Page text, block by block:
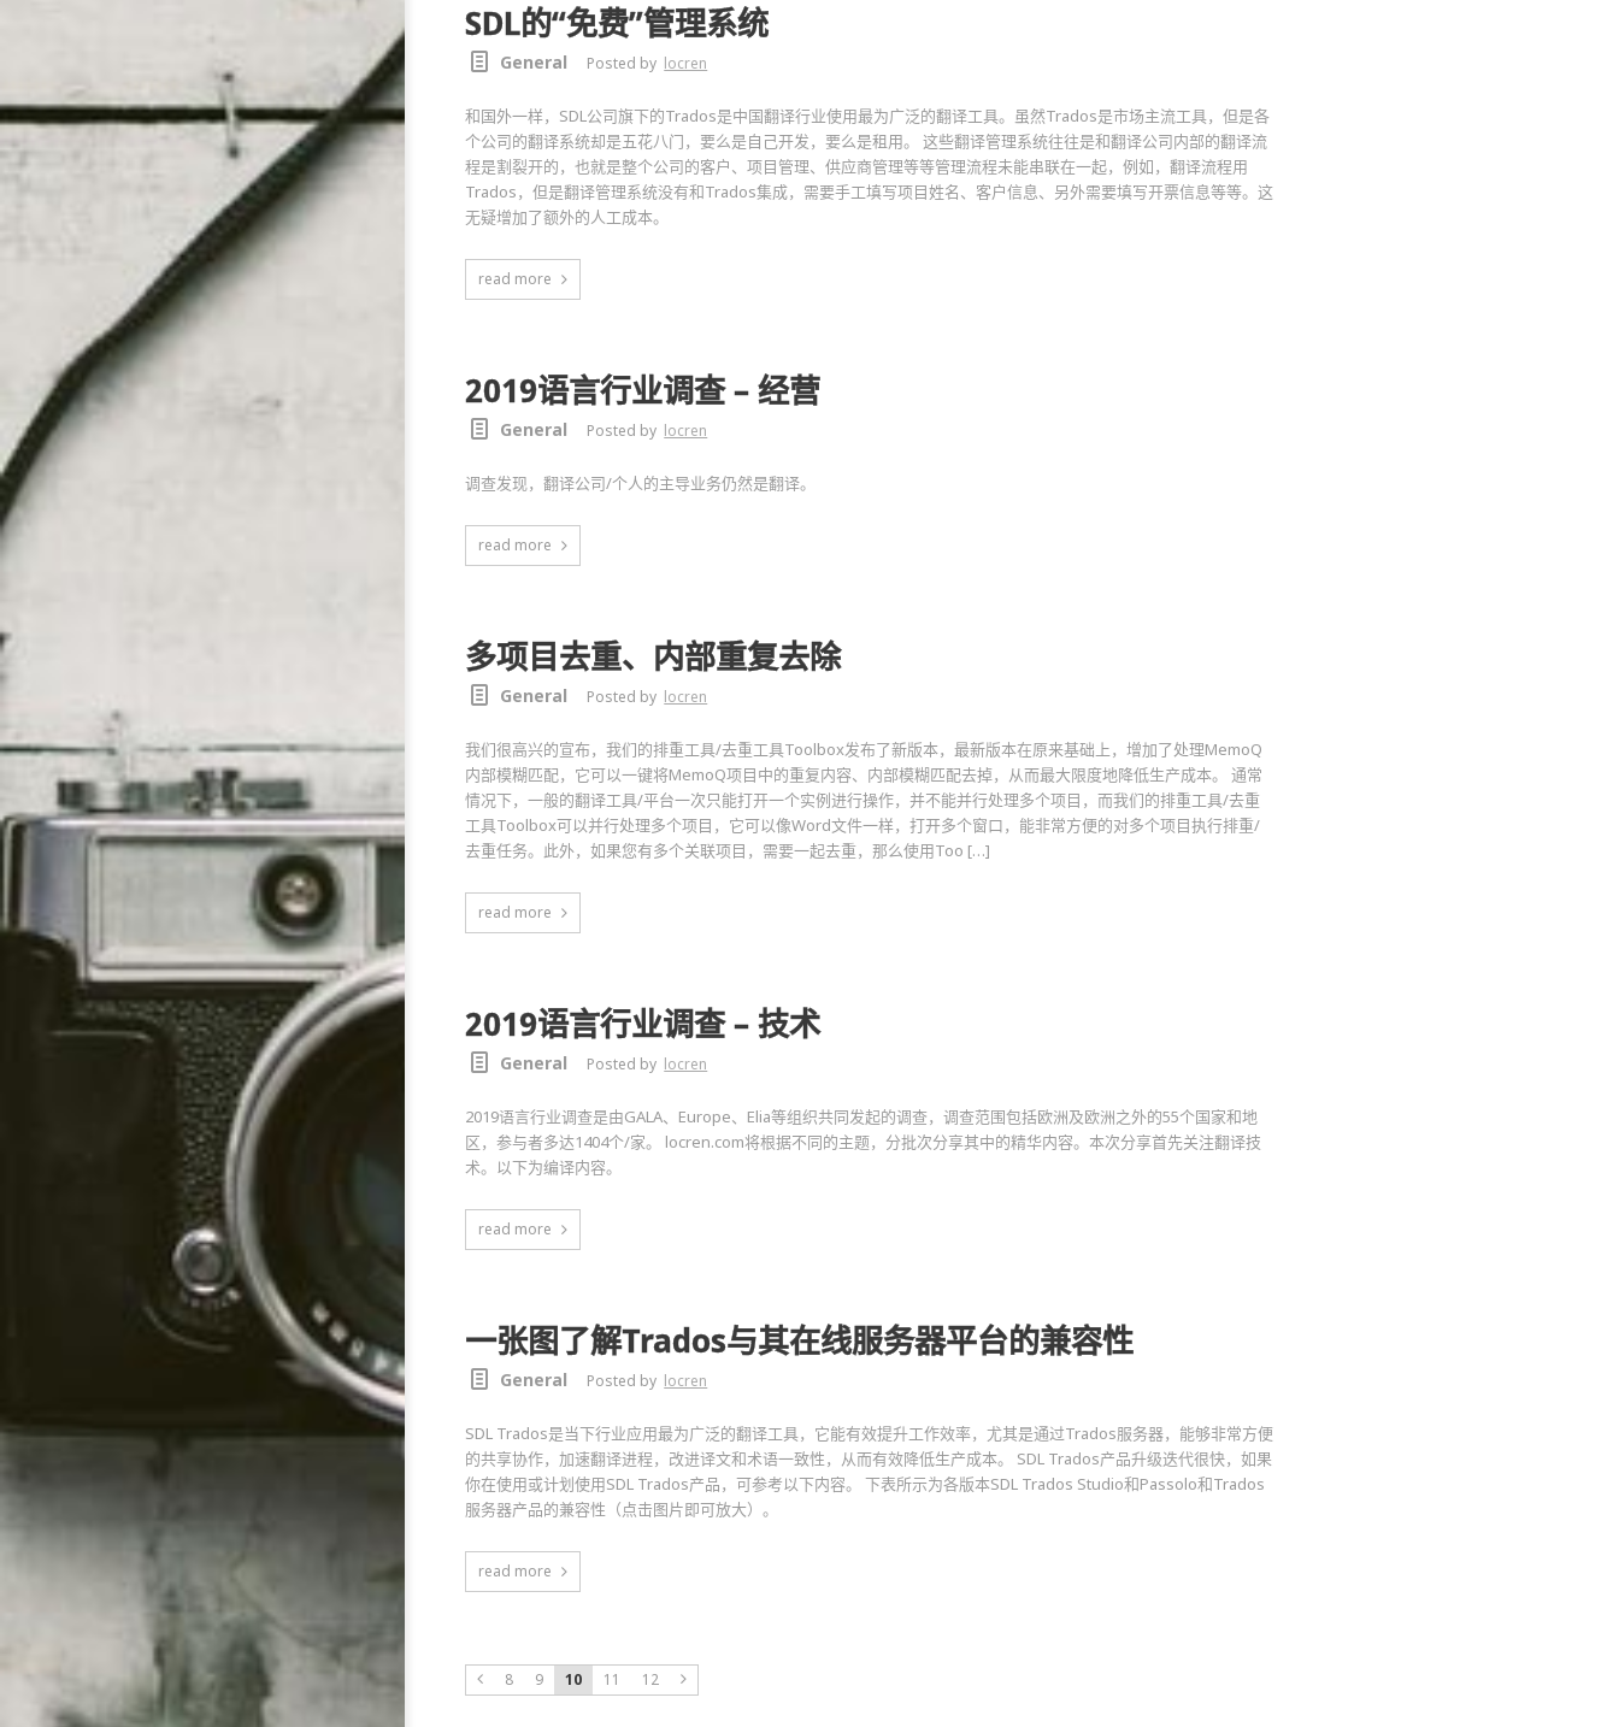
SDL的“免费”管理系统
General Posted by locren
和国外一样，SDL公司旗下的Trados是中国翻译行业使用最为广泛的翻译工具。虽然Trados是市场主流工具，但是各
个公司的翻译系统却是五花八门，要么是自己开发，要么是租用。 这些翻译管理系统往往是和翻译公司内部的翻译流
程是割裂开的，也就是整个公司的客户、项目管理、供应商管理等等管理流程未能串联在一起，例如，翻译流程用
Trados，但是翻译管理系统没有和Trados集成，需要手工填写项目姓名、客户信息、另外需要填写开票信息等等。这
无疑增加了额外的人工成本。
read more
2019语言行业调查 – 经营
General Posted by locren
调查发现，翻译公司/个人的主导业务仍然是翻译。
read more
多项目去重、内部重复去除
General Posted by locren
我们很高兴的宣布，我们的排重工具/去重工具Toolbox发布了新版本，最新版本在原来基础上，增加了处理MemoQ
内部模糊匹配，它可以一键将MemoQ项目中的重复内容、内部模糊匹配去掉，从而最大限度地降低生产成本。 通常
情况下，一般的翻译工具/平台一次只能打开一个实例进行操作，并不能并行处理多个项目，而我们的排重工具/去重
工具Toolbox可以并行处理多个项目，它可以像Word文件一样，打开多个窗口，能非常方便的对多个项目执行排重/
去重任务。此外，如果您有多个关联项目，需要一起去重，那么使用Too […]
read more
2019语言行业调查 – 技术
General Posted by locren
2019语言行业调查是由GALA、Europe、Elia等组织共同发起的调查，调查范围包括欧洲及欧洲之外的55个国家和地
区，参与者多达1404个/家。 locren.com将根据不同的主题，分批次分享其中的精华内容。本次分享首先关注翻译技
术。以下为编译内容。
read more
一张图了解Trados与其在线服务器平台的兼容性
General Posted by locren
SDL Trados是当下行业应用最为广泛的翻译工具，它能有效提升工作效率，尤其是通过Trados服务器，能够非常方便
的共享协作，加速翻译进程，改进译文和术语一致性，从而有效降低生产成本。 SDL Trados产品升级迭代很快，如果
你在使用或计划使用SDL Trados产品，可参考以下内容。 下表所示为各版本SDL Trados Studio和Passolo和Trados
服务器产品的兼容性（点击图片即可放大）。
read more
8 9 10 11 12